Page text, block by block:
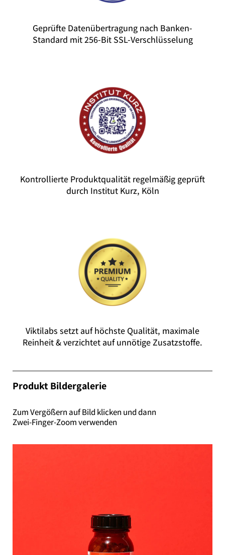
Geprüfte Datenübertragung nach Banken-
Standard mit 256-Bit SSL-Verschlüsselung
Kontrollierte Produktqualität regelmäßig geprüft
durch Institut Kurz, Köln
Viktilabs setzt auf höchste Qualität, maximale
Reinheit & verzichtet auf unnötige Zusatzstoffe.
Produkt Bildergalerie
Zum Vergößern auf Bild klicken und dann
Zwei-Finger-Zoom verwenden